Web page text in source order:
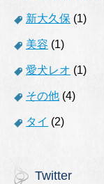
新大久保 (1)
美容 (1)
愛犬レオ (1)
その他 (4)
タイ (2)
Twitter